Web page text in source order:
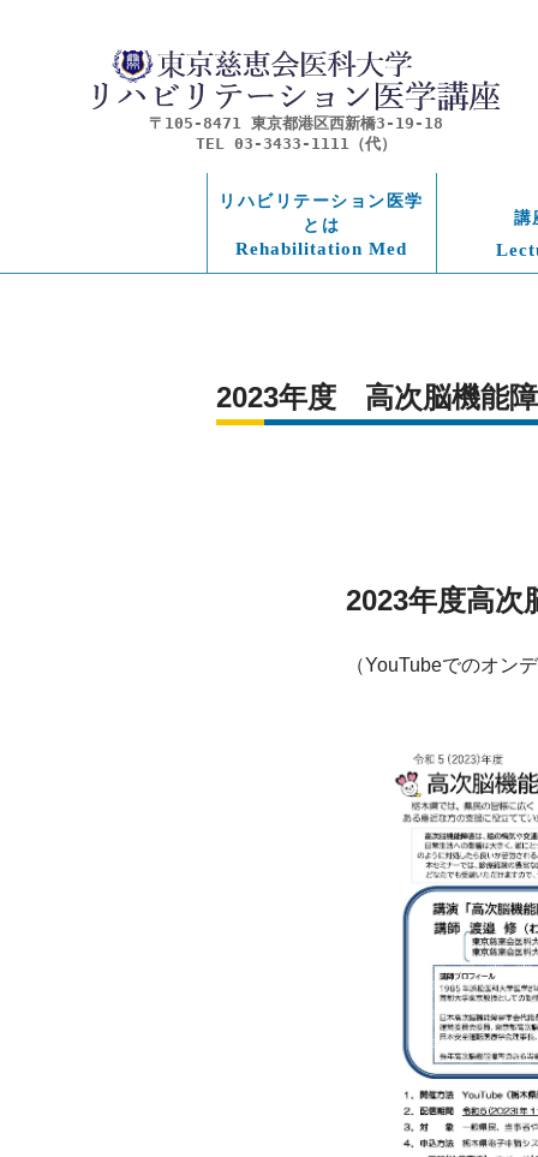
〒105-8471 東京都港区西新橋3-19-18
TEL 03-3433-1111（代）
リハビリテーション医学
とは
Rehabilitation Med
講
2023年度　高次脳機能
2023年度高次
（YouTubeでのオン